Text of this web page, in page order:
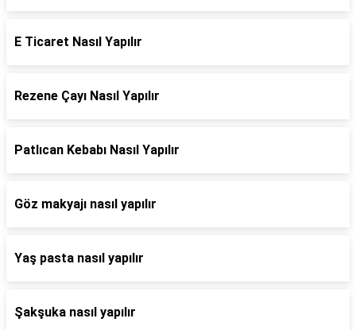
E Ticaret Nasıl Yapılır
Rezene Çayı Nasıl Yapılır
Patlıcan Kebabı Nasıl Yapılır
Göz makyajı nasıl yapılır
Yaş pasta nasıl yapılır
Şakşuka nasıl yapılır